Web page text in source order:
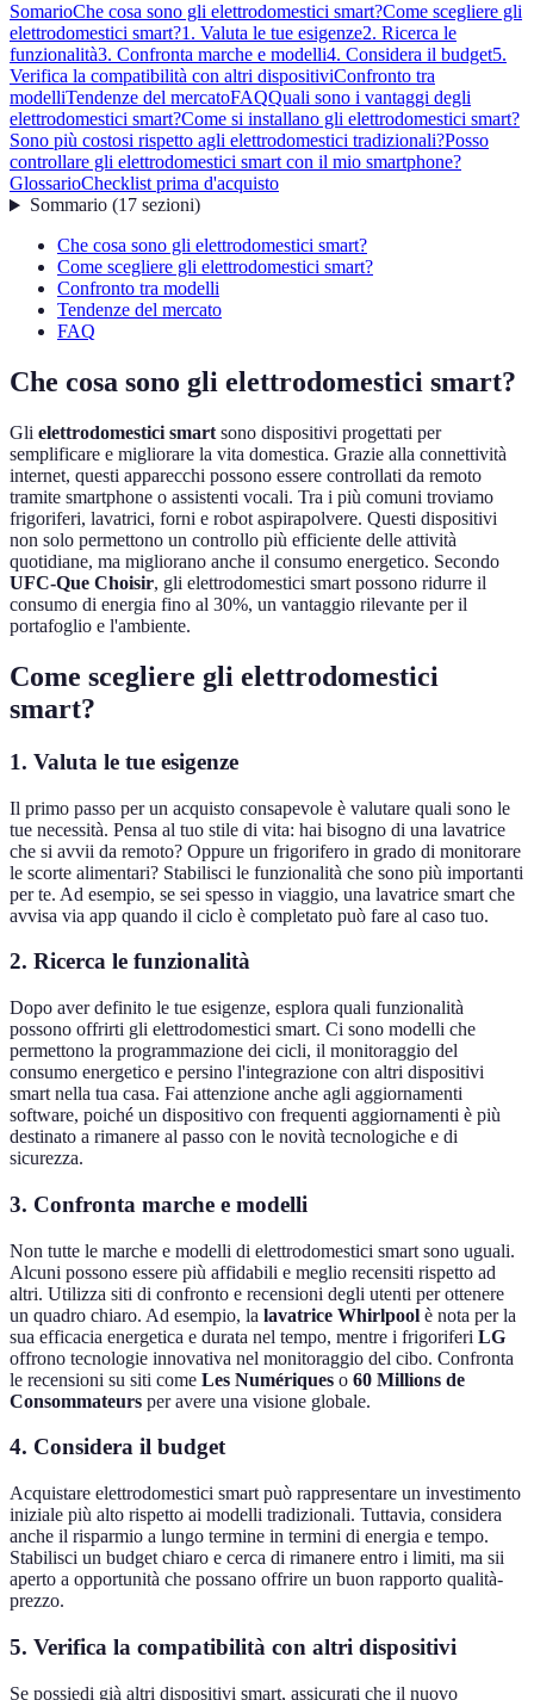
SomarioChe cosa sono gli elettrodomestici smart?Come scegliere gli
elettrodomestici smart?1. Valuta le tue esigenze2. Ricerca le
funzionalità3. Confronta marche e modelli4. Considera il budget5.
Verifica la compatibilità con altri dispositiviConfronto tra
modelliTendenze del mercatoFAQQuali sono i vantaggi degli
elettrodomestici smart?Come si installano gli elettrodomestici smart?
Sono più costosi rispetto agli elettrodomestici tradizionali?Posso
controllare gli elettrodomestici smart con il mio smartphone?
GlossarioChecklist prima d'acquisto
Sommario(17 sezioni)
Che cosa sono gli elettrodomestici smart?
Come scegliere gli elettrodomestici smart?
Confronto tra modelli
Tendenze del mercato
FAQ
Che cosa sono gli elettrodomestici smart?
Gli elettrodomestici smart sono dispositivi progettati per
semplificare e migliorare la vita domestica. Grazie alla connettività
internet, questi apparecchi possono essere controllati da remoto
tramite smartphone o assistenti vocali. Tra i più comuni troviamo
frigoriferi, lavatrici, forni e robot aspirapolvere. Questi dispositivi
non solo permettono un controllo più efficiente delle attività
quotidiane, ma migliorano anche il consumo energetico. Secondo
UFC-Que Choisir, gli elettrodomestici smart possono ridurre il
consumo di energia fino al 30%, un vantaggio rilevante per il
portafoglio e l'ambiente.
Come scegliere gli elettrodomestici
smart?
1. Valuta le tue esigenze
Il primo passo per un acquisto consapevole è valutare quali sono le
tue necessità. Pensa al tuo stile di vita: hai bisogno di una lavatrice
che si avvii da remoto? Oppure un frigorifero in grado di monitorare
le scorte alimentari? Stabilisci le funzionalità che sono più importanti
per te. Ad esempio, se sei spesso in viaggio, una lavatrice smart che
avvisa via app quando il ciclo è completato può fare al caso tuo.
2. Ricerca le funzionalità
Dopo aver definito le tue esigenze, esplora quali funzionalità
possono offrirti gli elettrodomestici smart. Ci sono modelli che
permettono la programmazione dei cicli, il monitoraggio del
consumo energetico e persino l'integrazione con altri dispositivi
smart nella tua casa. Fai attenzione anche agli aggiornamenti
software, poiché un dispositivo con frequenti aggiornamenti è più
destinato a rimanere al passo con le novità tecnologiche e di
sicurezza.
3. Confronta marche e modelli
Non tutte le marche e modelli di elettrodomestici smart sono uguali.
Alcuni possono essere più affidabili e meglio recensiti rispetto ad
altri. Utilizza siti di confronto e recensioni degli utenti per ottenere
un quadro chiaro. Ad esempio, la lavatrice Whirlpool è nota per la
sua efficacia energetica e durata nel tempo, mentre i frigoriferi LG
offrono tecnologie innovativa nel monitoraggio del cibo. Confronta
le recensioni su siti come Les Numériques o 60 Millions de
Consommateurs per avere una visione globale.
4. Considera il budget
Acquistare elettrodomestici smart può rappresentare un investimento
iniziale più alto rispetto ai modelli tradizionali. Tuttavia, considera
anche il risparmio a lungo termine in termini di energia e tempo.
Stabilisci un budget chiaro e cerca di rimanere entro i limiti, ma sii
aperto a opportunità che possano offrire un buon rapporto qualità-
prezzo.
5. Verifica la compatibilità con altri dispositivi
Se possiedi già altri dispositivi smart, assicurati che il nuovo